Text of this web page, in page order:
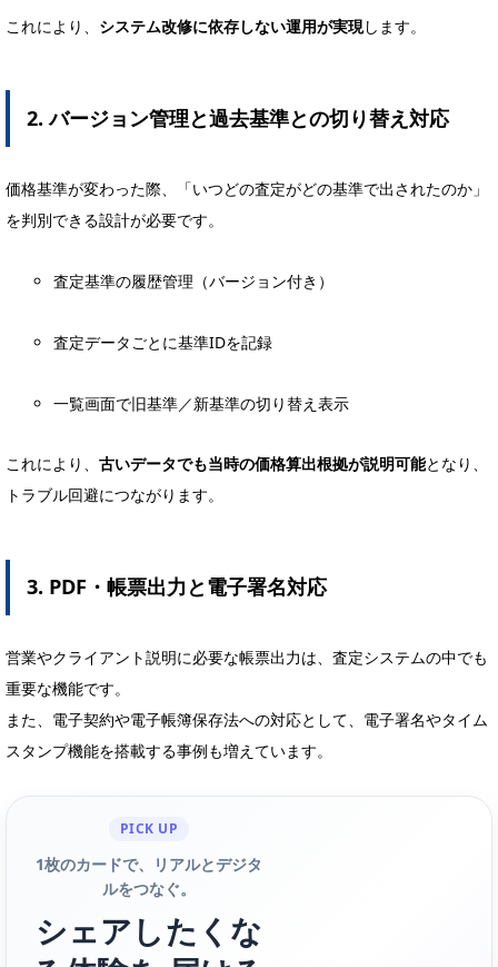
これにより、 システム改修に依存しない運用が実現します。
2. バージョン管理と過去基準との切り替え対応
価格基準が変わった際、「いつどの査定がどの基準で出されたのか」
を判別できる設計が必要です。
査定基準の履歴管理（バージョン付き）
査定データごとに基準IDを記録
一覧画面で旧基準／新基準の切り替え表示
これにより、 古いデータでも当時の価格算出根拠が説明可能となり、
トラブル回避につながります。
3. PDF・帳票出力と電子署名対応
営業やクライアント説明に必要な帳票出力は、査定システムの中でも
重要な機能です。
また、電子契約や電子帳簿保存法への対応として、電子署名やタイム
スタンプ機能を搭載する事例も増えています。
PICK UP
1枚のカードで、リアルとデジタ
ルをつなぐ。
シェアしたくな